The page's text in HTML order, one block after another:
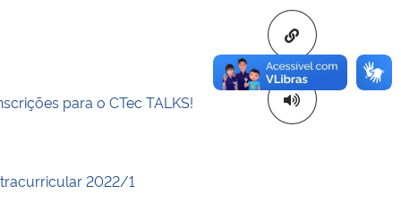
Copiar para
para o CTec TALKS!
2022/1